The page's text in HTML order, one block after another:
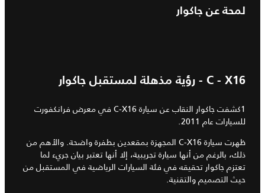
لمحة عن جاكوار
C - X16 - رؤية مذهلة لمستقبل جاكوار
1كشفت جاكوار النقاب عن سيارة C-X16 في معرض فرانكفورت
للسيارات عام 2011.
ظهرت سيارة C-X16 المجهزة بمقعدين بطفرة واضحة. والأهم من
ذلك، بالرغم من أنها سيارة تجريبية، إلا أنها تعتبر بيان جريء لما
تعتزم جاكوار تحقيقه في فئة السيارات الرياضية في المستقبل من
حيث التصميم والتقنية.